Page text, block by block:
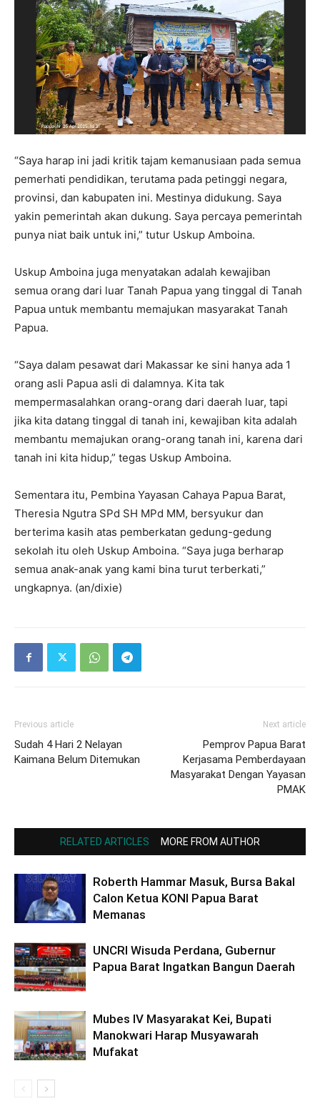
“Saya harap ini jadi kritik tajam kemanusiaan pada semua
pemerhati pendidikan, terutama pada petinggi negara,
provinsi, dan kabupaten ini. Mestinya didukung. Saya
yakin pemerintah akan dukung. Saya percaya pemerintah
punya niat baik untuk ini,” tutur Uskup Amboina.
Uskup Amboina juga menyatakan adalah kewajiban
semua orang dari luar Tanah Papua yang tinggal di Tanah
Papua untuk membantu memajukan masyarakat Tanah
Papua.
“Saya dalam pesawat dari Makassar ke sini hanya ada 1
orang asli Papua asli di dalamnya. Kita tak
mempermasalahkan orang-orang dari daerah luar, tapi
jika kita datang tinggal di tanah ini, kewajiban kita adalah
membantu memajukan orang-orang tanah ini, karena dari
tanah ini kita hidup,” tegas Uskup Amboina.
Sementara itu, Pembina Yayasan Cahaya Papua Barat,
Theresia Ngutra SPd SH MPd MM, bersyukur dan
berterima kasih atas pemberkatan gedung-gedung
sekolah itu oleh Uskup Amboina. “Saya juga berharap
semua anak-anak yang kami bina turut terberkati,”
ungkapnya. (an/dixie)
Previous article
Sudah 4 Hari 2 Nelayan
Kaimana Belum Ditemukan
Next article
Pemprov Papua Barat
Kerjasama Pemberdayaan
Masyarakat Dengan Yayasan
PMAK
RELATED ARTICLES MORE FROM AUTHOR
Roberth Hammar Masuk, Bursa Bakal
Calon Ketua KONI Papua Barat
Memanas
UNCRI Wisuda Perdana, Gubernur
Papua Barat Ingatkan Bangun Daerah
Mubes IV Masyarakat Kei, Bupati
Manokwari Harap Musyawarah
Mufakat